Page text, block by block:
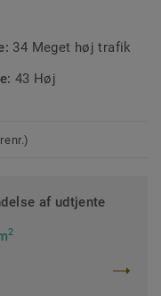
34 Meget høj trafik
43 Høj
af udtjente
2